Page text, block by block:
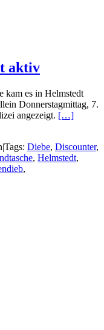
aktiv
kam es in Helmstedt
Donnerstagmittag, 7.
angezeigt. […]
|Tags: Diebe, Discounter,
, Helmstedt,
,